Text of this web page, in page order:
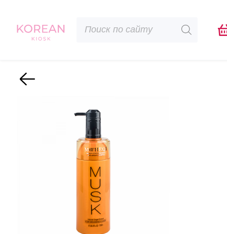
товаров
Назад